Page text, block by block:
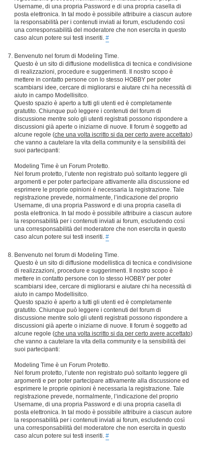
Username, di una propria Password e di una propria casella di
posta elettronica. In tal modo è possibile attribuire a ciascun autore
la responsabilità per i contenuti inviati ai forum, escludendo così
una corresponsabilità del moderatore che non esercita in questo
caso alcun potere sui testi inseriti. #
Benvenuto nel forum di Modeling Time.
Questo è un sito di diffusione modellistica di tecnica e condivisione
di realizzazioni, procedure e suggerimenti. Il nostro scopo è
mettere in contatto persone con lo stesso HOBBY per poter
scambiarsi idee, cercare di migliorarsi e aiutare chi ha necessità di
aiuto in campo Modellisitco.
Questo spazio è aperto a tutti gli utenti ed è completamente
gratutito. Chiunque può leggere i contenuti del forum di
discussione mentre solo gli utenti registrati possono rispondere a
discussioni già aperte o iniziarne di nuove. Il forum è soggetto ad
alcune regole (che una volta iscritto si da per certo avere accettato)
che vanno a cautelare la vita della community e la sensibilità dei
suoi partecipanti:
Modeling Time è un Forum Protetto.
Nel forum protetto, l’utente non registrato può soltanto leggere gli
argomenti e per poter partecipare attivamente alla discussione ed
esprimere le proprie opinioni è necessaria la registrazione. Tale
registrazione prevede, normalmente, l’indicazione del proprio
Username, di una propria Password e di una propria casella di
posta elettronica. In tal modo è possibile attribuire a ciascun autore
la responsabilità per i contenuti inviati ai forum, escludendo così
una corresponsabilità del moderatore che non esercita in questo
caso alcun potere sui testi inseriti. #
Benvenuto nel forum di Modeling Time.
Questo è un sito di diffusione modellistica di tecnica e condivisione
di realizzazioni, procedure e suggerimenti. Il nostro scopo è
mettere in contatto persone con lo stesso HOBBY per poter
scambiarsi idee, cercare di migliorarsi e aiutare chi ha necessità di
aiuto in campo Modellisitco.
Questo spazio è aperto a tutti gli utenti ed è completamente
gratutito. Chiunque può leggere i contenuti del forum di
discussione mentre solo gli utenti registrati possono rispondere a
discussioni già aperte o iniziarne di nuove. Il forum è soggetto ad
alcune regole (che una volta iscritto si da per certo avere accettato)
che vanno a cautelare la vita della community e la sensibilità dei
suoi partecipanti:
Modeling Time è un Forum Protetto.
Nel forum protetto, l’utente non registrato può soltanto leggere gli
argomenti e per poter partecipare attivamente alla discussione ed
esprimere le proprie opinioni è necessaria la registrazione. Tale
registrazione prevede, normalmente, l’indicazione del proprio
Username, di una propria Password e di una propria casella di
posta elettronica. In tal modo è possibile attribuire a ciascun autore
la responsabilità per i contenuti inviati ai forum, escludendo così
una corresponsabilità del moderatore che non esercita in questo
caso alcun potere sui testi inseriti. #